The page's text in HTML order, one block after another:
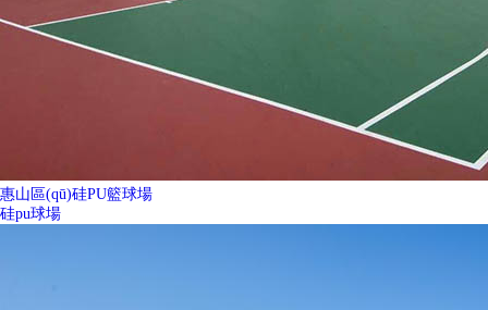
惠山區(qū)硅PU籃球場
硅pu球場